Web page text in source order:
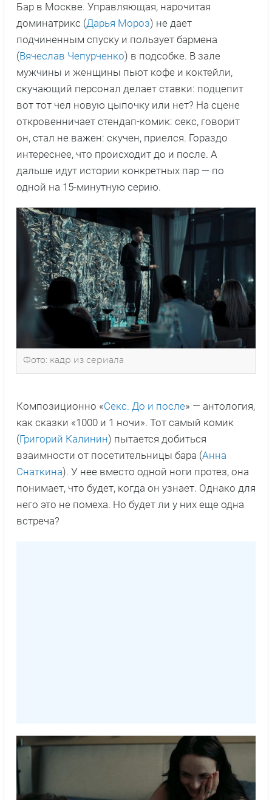
Бар в Москве. Управляющая, нарочитая
доминатрикс (Дарья Мороз) не дает
подчиненным спуску и пользует бармена
(Вячеслав Чепурченко) в подсобке. В зале
мужчины и женщины пьют кофе и коктейли,
скучающий персонал делает ставки: подцепит
вот тот чел новую цыпочку или нет? На сцене
откровенничает стендап-комик: секс, говорит
он, стал не важен: скучен, приелся. Гораздо
интереснее, что происходит до и после. А
дальше идут истории конкретных пар — по
одной на 15-минутную серию.
Фото: кадр из сериала
Композиционно «Секс. До и после» — антология,
как сказки «1000 и 1 ночи». Тот самый комик
(Григорий Калинин) пытается добиться
взаимности от посетительницы бара (Анна
Снаткина). У нее вместо одной ноги протез, она
понимает, что будет, когда он узнает. Однако для
него это не помеха. Но будет ли у них еще одна
встреча?